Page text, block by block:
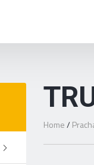
Home/